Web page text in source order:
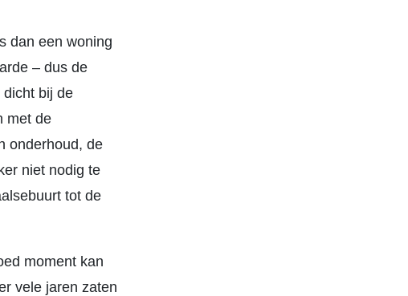
dan een woning
– dus de
bij de
met de
onderhoud, de
niet nodig te
tot de
moment kan
vele jaren zaten